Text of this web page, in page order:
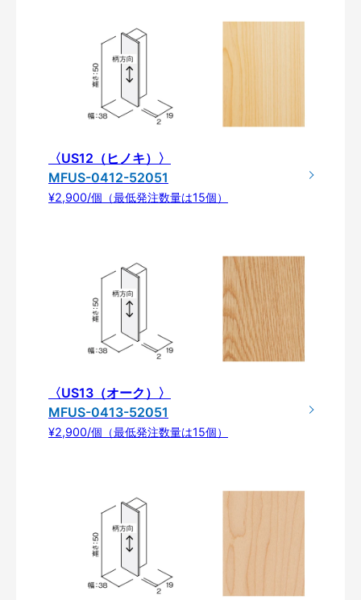
〈US12（ヒノキ）〉
MFUS-0412-52051
¥2,900/個（最低発注数量は15個）
〈US13（オーク）〉
MFUS-0413-52051
¥2,900/個（最低発注数量は15個）